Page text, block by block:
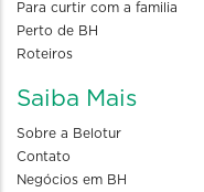
Para curtir com a familia
Perto de BH
Roteiros
Saiba Mais
Sobre a Belotur
Contato
Negócios em BH